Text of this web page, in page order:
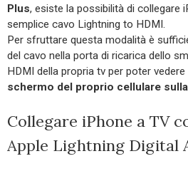
Plus, esiste la possibilità di collegare
semplice cavo Lightning to HDMI.
Per sfruttare questa modalità è
del cavo nella porta di ricarica dello
HDMI della propria tv per poter
schermo del proprio cellulare
Collegare iPhone a TV
Apple Lightning Digital